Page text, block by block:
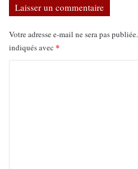
Laisser un commentaire
Votre adresse e-mail ne sera pas publiée.
indiqués avec *